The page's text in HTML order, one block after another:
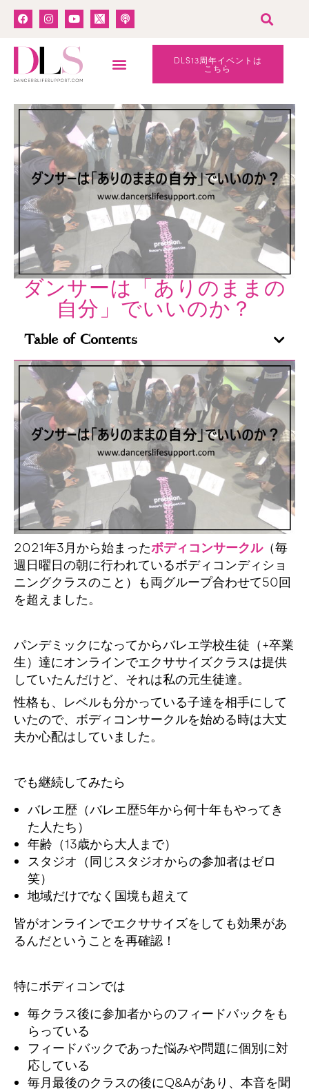
DLS13周年イベントは
こちら
ダンサーは「ありのままの
自分」でいいのか？
Table of Contents
2021年3月から始まったボディコンサークル（毎
週日曜日の朝に行われているボディコンディショ
ニングクラスのこと）も両グループ合わせて50回
を超えました。
パンデミックになってからバレエ学校生徒（+卒業
生）達にオンラインでエクササイズクラスは提供
していたんだけど、 それは私の元生徒達。
性格も、レベルも分かっている子達を相手にして
いたので、ボディコンサークルを始める時は大丈
夫か心配はしていました。
でも継続してみたら
バレエ歴（バレエ歴5年から何十年もやってき
た人たち）
年齢（13歳から大人まで）
スタジオ（同じスタジオからの参加者はゼロ
笑）
地域だけでなく国境も超えて
皆がオンラインでエクササイズをしても効果があ
るんだということを再確認！
特にボディコンでは
毎クラス後に参加者からのフィードバックをも
らっている
フィードバックであった悩みや問題に個別に対
応している
毎月最後のクラスの後にQ&Aがあり、本音を聞